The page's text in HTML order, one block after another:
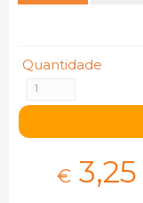
Quantidade
€ 3,25